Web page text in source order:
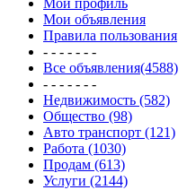
Мои объявления
Правила пользования
- - - - - - -
Все объявления(4588)
- - - - - - -
Недвижимость (582)
Общество (98)
Авто транспорт (121)
Работа (1030)
Продам (613)
Услуги (2144)